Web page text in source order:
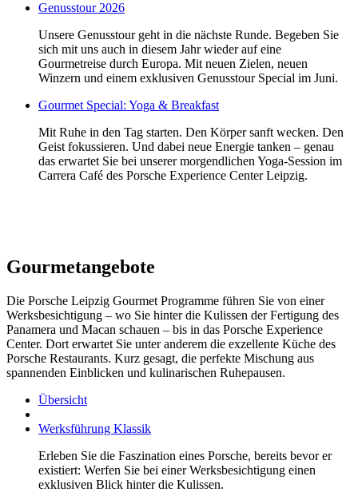
Genusstour 2026
Unsere Genusstour geht in die nächste Runde. Begeben Sie
sich mit uns auch in diesem Jahr wieder auf eine
Gourmetreise durch Europa. Mit neuen Zielen, neuen
Winzern und einem exklusiven Genusstour Special im Juni.
Gourmet Special: Yoga & Breakfast
Mit Ruhe in den Tag starten. Den Körper sanft wecken. Den
Geist fokussieren. Und dabei neue Energie tanken – genau
das erwartet Sie bei unserer morgendlichen Yoga-Session im
Carrera Café des Porsche Experience Center Leipzig.
Gourmetangebote
Die Porsche Leipzig Gourmet Programme führen Sie von einer
Werksbesichtigung – wo Sie hinter die Kulissen der Fertigung des
Panamera und Macan schauen – bis in das Porsche Experience
Center. Dort erwartet Sie unter anderem die exzellente Küche des
Porsche Restaurants. Kurz gesagt, die perfekte Mischung aus
spannenden Einblicken und kulinarischen Ruhepausen.
Übersicht
Werksführung Klassik
Erleben Sie die Faszination eines Porsche, bereits bevor er
existiert: Werfen Sie bei einer Werksbesichtigung einen
exklusiven Blick hinter die Kulissen.